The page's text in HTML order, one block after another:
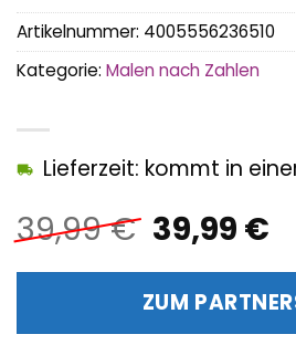
39,99€
Preis
war:
39,99 €
39,99 €
Lieferzeit: kommt in
ZUM
Artikelnummer: 4005556236510
Kategorie: Malen nach Zahlen